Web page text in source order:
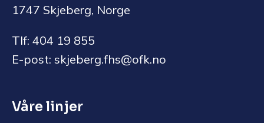
1747 Skjeberg, Norge
Tlf: 404 19 855
E-post: skjeberg.fhs@ofk.no
Våre linjer